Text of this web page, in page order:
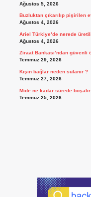
Ağustos 5, 2026
Buzluktan çıkarılıp pişirilen
Ağustos 4, 2026
Ariel Türkiye’de nerede
Ağustos 4, 2026
Ziraat Bankası’ndan güvenli
Temmuz 29, 2026
Kışın bağlar neden sulanır ?
Temmuz 27, 2026
Mide ne kadar sürede boşalır
Temmuz 25, 2026